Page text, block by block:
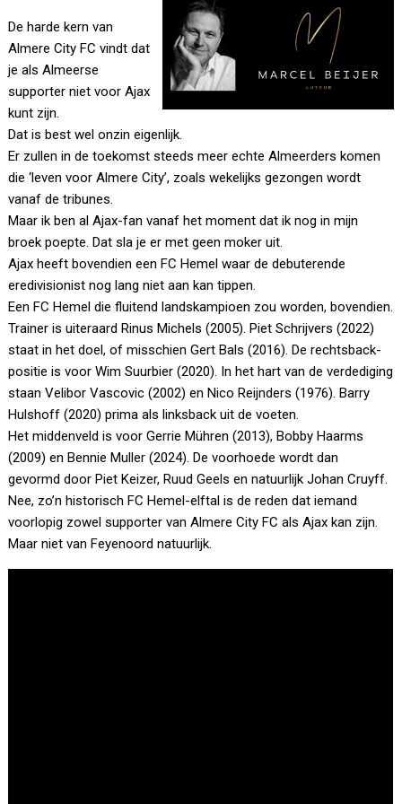
De harde kern van
Almere City FC vindt dat
je als Almeerse
supporter niet voor Ajax
kunt zijn.
Dat is best wel onzin eigenlijk.
Er zullen in de toekomst steeds meer echte Almeerders komen
die ‘leven voor Almere City’, zoals wekelijks gezongen wordt
vanaf de tribunes.
Maar ik ben al Ajax-fan vanaf het moment dat ik nog in mijn
broek poepte. Dat sla je er met geen moker uit.
Ajax heeft bovendien een FC Hemel waar de debuterende
eredivisionist nog lang niet aan kan tippen.
Een FC Hemel die fluitend landskampioen zou worden, bovendien.
Trainer is uiteraard Rinus Michels (2005). Piet Schrijvers (2022)
staat in het doel, of misschien Gert Bals (2016). De rechtsback-
positie is voor Wim Suurbier (2020). In het hart van de verdediging
staan Velibor Vascovic (2002) en Nico Reijnders (1976). Barry
Hulshoff (2020) prima als linksback uit de voeten.
Het middenveld is voor Gerrie Mühren (2013), Bobby Haarms
(2009) en Bennie Muller (2024). De voorhoede wordt dan
gevormd door Piet Keizer, Ruud Geels en natuurlijk Johan Cruyff.
Nee, zo’n historisch FC Hemel-elftal is de reden dat iemand
voorlopig zowel supporter van Almere City FC als Ajax kan zijn.
Maar niet van Feyenoord natuurlijk.